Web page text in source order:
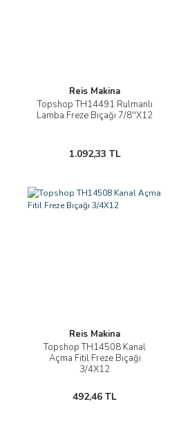
Reis Makina
Topshop TH14491 Rulmanlı
Lamba Freze Bıçağı 7/8''X12
1.092,33 TL
Reis Makina
Topshop TH14508 Kanal
Açma Fitil Freze Bıçağı
3/4X12
492,46 TL